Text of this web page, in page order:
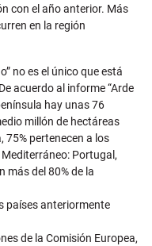
con el año anterior. Más
en la región
no es el único que está
acuerdo al informe “Arde
hay unas 76
millón de hectáreas
75% pertenecen a los
Portugal,
más del 80% de la
países anteriormente
de la Comisión Europea,